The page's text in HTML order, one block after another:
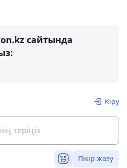
сайтында
Кіру
Пікір жазу